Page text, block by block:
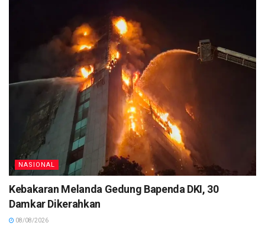
NASIONAL
Kebakaran Melanda Gedung Bapenda DKI, 30
Damkar Dikerahkan
08/08/2026